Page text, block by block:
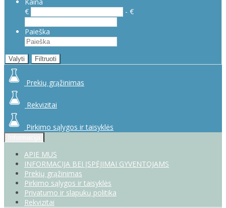
€
- €
Paieška
Valyti Filtruoti
Prekių grąžinimas
Rekvizitai
Pirkimo sąlygos ir taisyklės
APIE MUS
INFORMACIJA BEI ĮSPĖJIMAI GYVENTOJAMS
Prekių grąžinimas
Pirkimo sąlygos ir taisyklės
Privatumo ir slapukų politika
Rekvizitai